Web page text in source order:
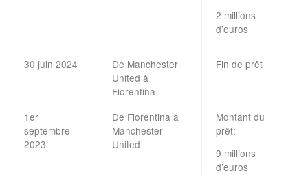
2 millions
d’euros
30 juin 2024
De Manchester
United à
Fiorentina
Fin de prêt
1er
septembre
2023
De Fiorentina à
Manchester
United
Montant du
prêt:
9 millions
d’euros